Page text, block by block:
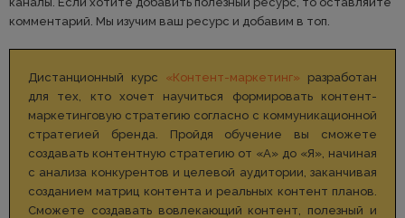
комментарий. Мы изучим ваш ресурс и добавим в топ.
Дистанционный курс «Контент-маркетинг» разработан
для тех, кто хочет научиться формировать контент-
маркетинговую стратегию согласно с коммуникационной
стратегией бренда. Пройдя обучение вы сможете
создавать контентную стратегию от «А» до «Я», начиная
с анализа конкурентов и целевой аудитории, заканчивая
созданием матриц контента и реальных контент планов.
Сможете создавать вовлекающий контент, полезный и